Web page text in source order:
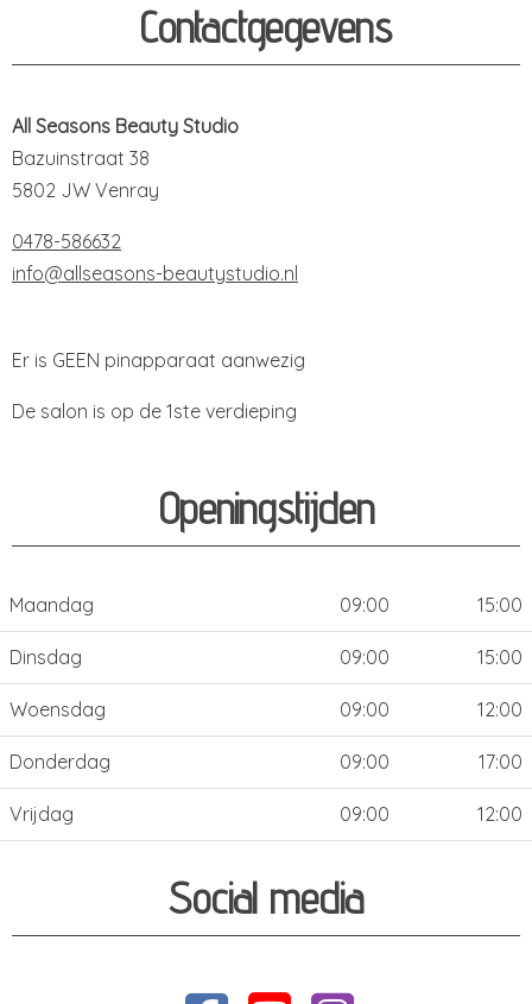
Contactgegevens
All Seasons Beauty Studio
Bazuinstraat 38
5802 JW Venray
0478-586632
info@allseasons-beautystudio.nl
Er is GEEN pinapparaat aanwezig
De salon is op de 1ste verdieping
Openingstijden
Maandag 09:00 15:00
Dinsdag 09:00 15:00
Woensdag 09:00 12:00
Donderdag 09:00 17:00
Vrijdag 09:00 12:00
Social media